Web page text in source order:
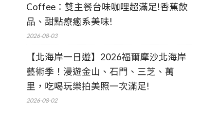
Coffee：雙主餐台味咖哩超滿足!香蕉飲
品、甜點療癒系美味!
2026-08-03
【北海岸一日遊】2026福爾摩沙北海岸
藝術季！漫遊金山、石門、三芝、萬
里，吃喝玩樂拍美照一次滿足!
2026-08-02